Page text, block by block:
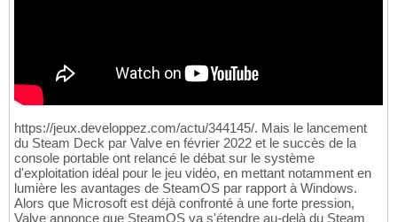
https://jeux.developpez.com/actu/344145/. Mais le lancement
du Steam Deck par Valve en février 2022 et le succès de la
console portable ont relancé le débat sur le système
d'exploitation idéal pour le jeu vidéo, en mettant notamment en
lumière les avantages de SteamOS par rapport à Windows.
Alors que Microsoft est déjà confronté à une forte pression,
Valve annonce que SteamOS va s'étendre au-delà du Steam